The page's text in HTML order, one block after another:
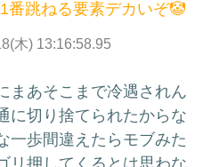
番跳ねる要素デカいぞ🤡
木) 13:16:58.95
まあそこまで冷遇されん
に切り捨てられたからな
一歩間違えたらモブみた